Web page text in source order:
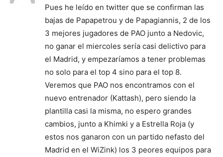
Pues he leído en twitter que se confirman las
bajas de Papapetrou y de Papagiannis, 2 de los
3 mejores jugadores de PAO junto a Nedovic,
no ganar el miercoles sería casi delictivo para
el Madrid, y empezaríamos a tener problemas
no solo para el top 4 sino para el top 8.
Veremos que PAO nos encontramos con el
nuevo entrenador (Kattash), pero siendo la
plantilla casi la misma, no espero grandes
cambios, junto a Khimki y a Estrella Roja (y
estos nos ganaron con un partido nefasto del
Madrid en el WiZink) los 3 peores equipos para